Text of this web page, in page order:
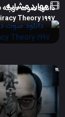
موارد مشابه
دانلود صوت دوبله
Theory 1997